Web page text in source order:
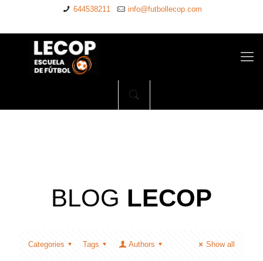
644538211 info@futbollecop.com
BLOG LECOP
Categories Tags Authors Show all